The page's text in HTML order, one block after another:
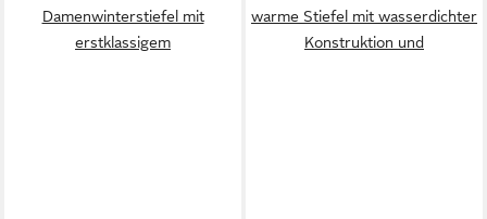
Damenwinterstiefel mit
erstklassigem
warme Stiefel mit wasserdichter
Konstruktion und